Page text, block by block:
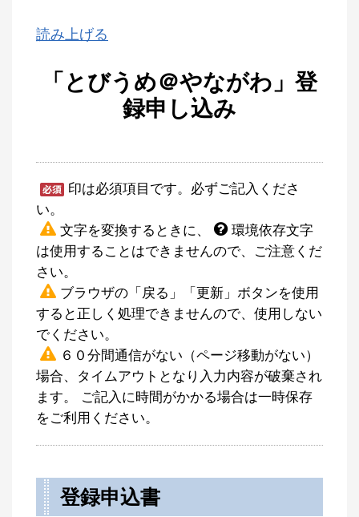
読み上げる
「とびうめ＠やながわ」登
録申し込み
印は必須項目です。必ずご記入くださ
い。
文字を変換するときに、
環境依存文字
は使用することはできませんので、ご注意くだ
さい。
ブラウザの「戻る」「更新」ボタンを使用
すると正しく処理できませんので、使用しない
でください。
６０分間通信がない（ページ移動がない）
場合、タイムアウトとなり入力内容が破棄され
ます。 ご記入に時間がかかる場合は一時保存
をご利用ください。
登録申込書